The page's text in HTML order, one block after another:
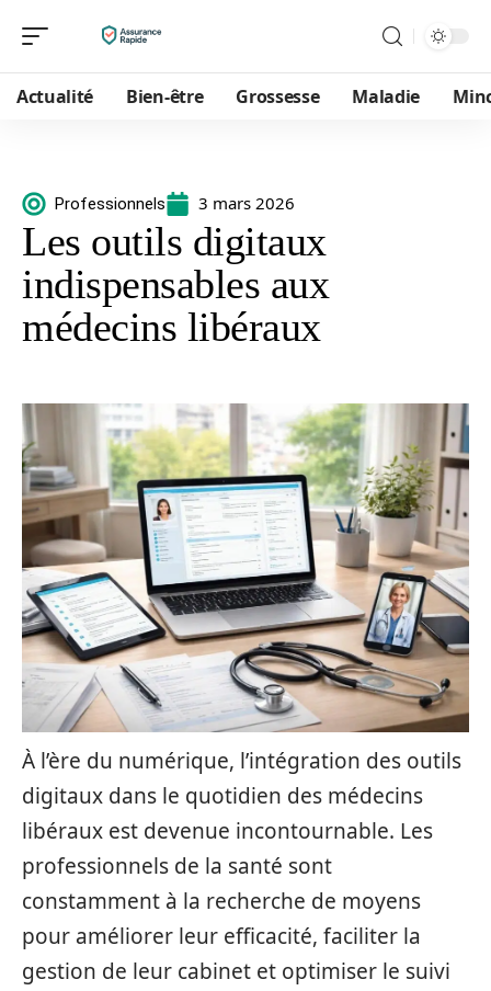
Actualité Bien-être Grossesse Maladie
Professionnels 3 mars 2026
Les outils digitaux
indispensables aux
médecins libéraux
À l’ère du numérique, l’intégration des outils
digitaux dans le quotidien des médecins
libéraux est devenue incontournable. Les
professionnels de la santé sont
constamment à la recherche de moyens
pour améliorer leur efficacité, faciliter la
gestion de leur cabinet et optimiser le suivi